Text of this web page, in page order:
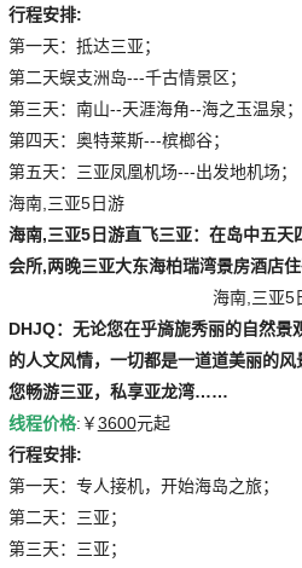
行程安排:
第一天：抵达三亚；
第二天蜈支洲岛---千古情景区；
第三天：南山--天涯海角--海之玉温泉；
第四天：奥特莱斯---槟榔谷；
第五天：三亚凤凰机场---出发地机场；
海南,三亚5日游
海南,三亚5日游直飞三亚：在岛中五天
会所,两晚三亚大东海柏瑞湾景房酒店住
海南,三亚5
DHJQ：无论您在乎旖旎秀丽的自然景
的人文风情，一切都是一道道美丽的
您畅游三亚，私享亚龙湾……
线程价格:￥3600元起
行程安排:
第一天：专人接机，开始海岛之旅；
第二天：三亚；
第三天：三亚；